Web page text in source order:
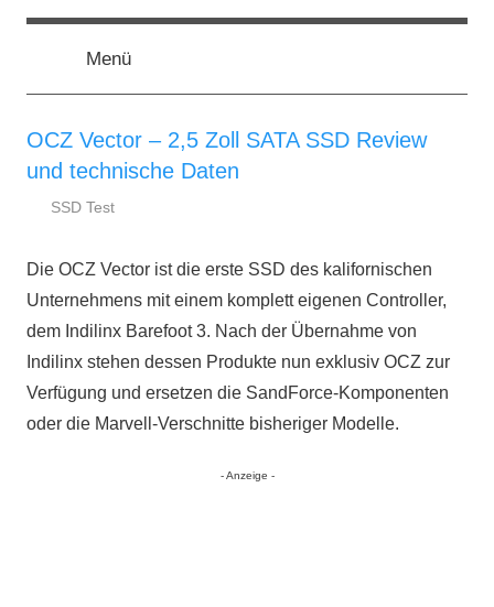
Zumssd-
ratgeber.de
SSD
Kaufberatung:
Menü
OCZ Vector – 2,5 Zoll SATA SSD Review
und technische Daten
Juni
ratgeber.de
SSD Test
Die OCZ Vector ist die erste SSD des kalifornischen
Unternehmens mit einem komplett eigenen Controller,
dem Indilinx Barefoot 3. Nach der Übernahme von
Indilinx stehen dessen Produkte nun exklusiv OCZ zur
Verfügung und ersetzen die SandForce-Komponenten
oder die Marvell-Verschnitte bisheriger Modelle.
- Anzeige -